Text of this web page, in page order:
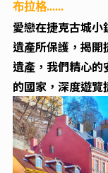
布拉格......
愛戀在捷克古城
遺產所保護，揭開
遺產，我們精心的
的國家，深度遊覽